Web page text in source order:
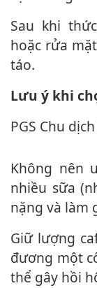
Sau khi thức giấc, nên duỗi người, đi dạo
hoặc rửa
táo.
Lưu ý khi
PGS Chu
Không nên uống cà phê quá nhiều đường,
nhiều sữa
nặng và làm
Giữ lượng caffeine ở mức 100–200mg, tương
đương một
thể gây hồi